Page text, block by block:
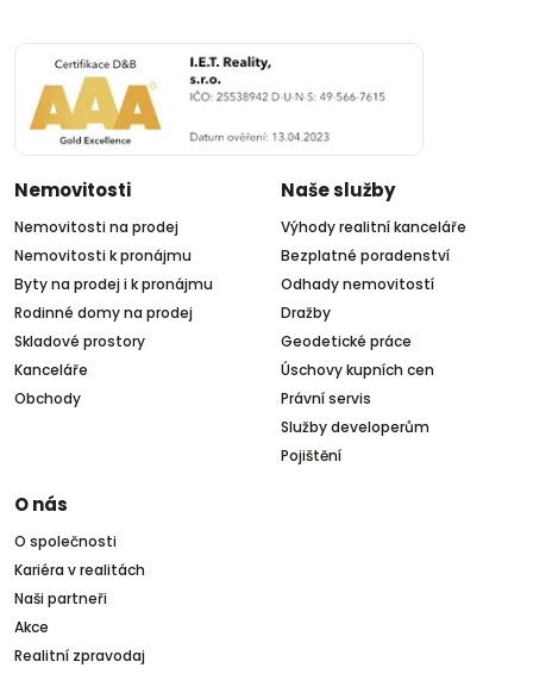
Nemovitosti
Nemovitosti na prodej
Nemovitosti k pronájmu
Byty na prodej i k pronájmu
Rodinné domy na prodej
Skladové prostory
Kanceláře
Obchody
Naše služby
Výhody realitní kanceláře
Bezplatné poradenství
Odhady nemovitostí
Dražby
Geodetické práce
Úschovy kupních cen
Právní servis
Služby developerům
Pojištění
O nás
O společnosti
Kariéra v realitách
Naši partneři
Akce
Realitní zpravodaj